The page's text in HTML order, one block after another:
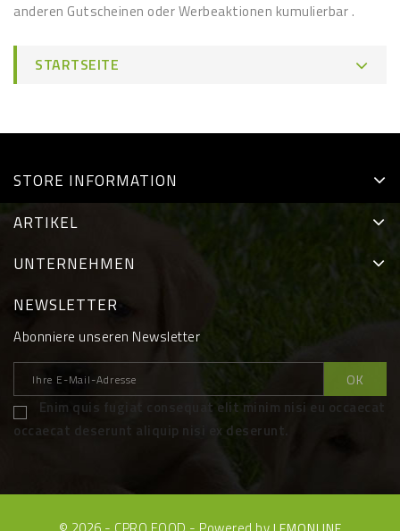
anderen Gutscheinen oder Werbeaktionen kumulierbar .
STARTSEITE
STORE INFORMATION
ARTIKEL
UNTERNEHMEN
NEWSLETTER
Abonniere unseren Newsletter
Enim quis fugiat consequat elit minim nisi eu occaecat
occaecat deserunt aliquip nisi ex deserunt.